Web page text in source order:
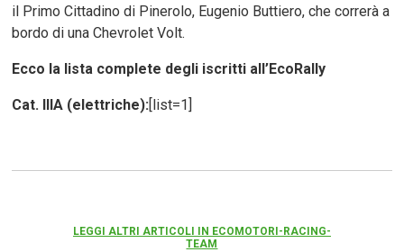
il Primo Cittadino di Pinerolo, Eugenio Buttiero, che correrà a
bordo di una Chevrolet Volt.
Ecco la lista complete degli iscritti all’EcoRally
Cat. IIIA (elettriche): [list=1]
LEGGI ALTRI ARTICOLI IN ECOMOTORI-RACING-
TEAM